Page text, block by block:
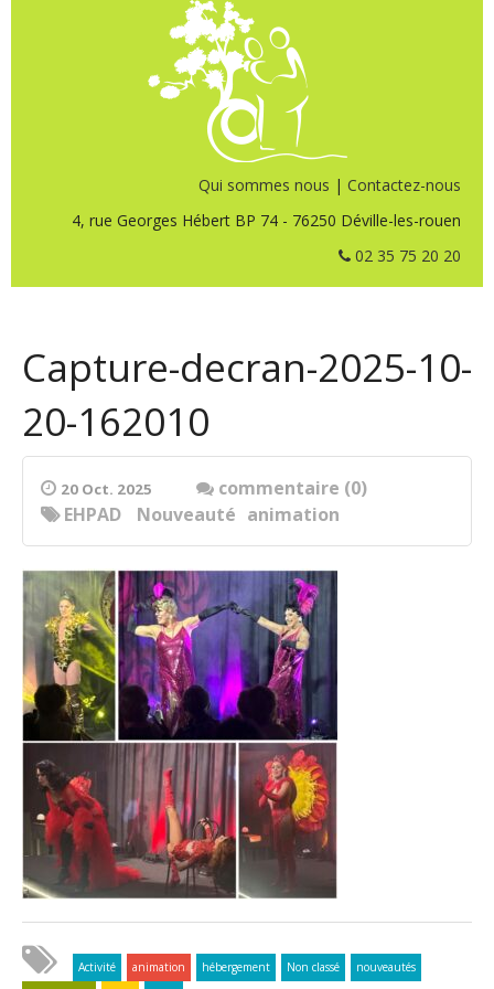
Qui sommes nous | Contactez-nous
4, rue Georges Hébert BP 74 - 76250 Déville-les-rouen
02 35 75 20 20
Capture-decran-2025-10-
20-162010
20 Oct. 2025
commentaire (0)
animation
EHPAD Nouveauté
Activité animation hébergement Non classé
nouveautés